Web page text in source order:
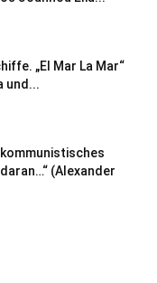
„El Mar La Mar“
und...
(Alexander